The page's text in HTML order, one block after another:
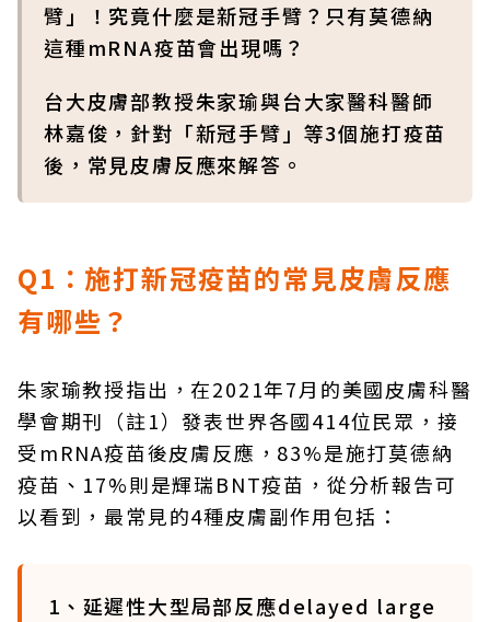
臂」！究竟什麼是新冠手臂？只有莫德納
這種mRNA疫苗會出現嗎？
台大皮膚部教授朱家瑜與台大家醫科醫師
林嘉俊，針對「新冠手臂」等3個施打疫苗
後，常見皮膚反應來解答。
Q1：施打新冠疫苗的常見皮膚反應
有哪些？
朱家瑜教授指出，在2021年7月的美國皮膚科醫
學會期刊（註1）發表世界各國414位民眾，接
受mRNA疫苗後皮膚反應，83%是施打莫德納
疫苗、17%則是輝瑞BNT疫苗，從分析報告可
以看到，最常見的4種皮膚副作用包括：
1、延遲性大型局部反應delayed large